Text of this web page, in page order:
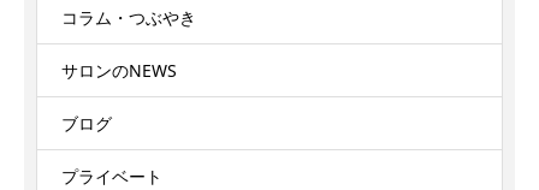
コラム・つぶやき
サロンのNEWS
ブログ
プライベート